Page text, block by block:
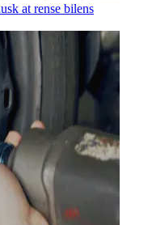
at rense bilens